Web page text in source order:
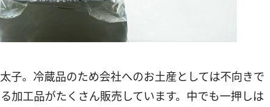
子。冷蔵品のため会社へのお土産としては不向きで
加工品がたくさん販売しています。中でも一押しは